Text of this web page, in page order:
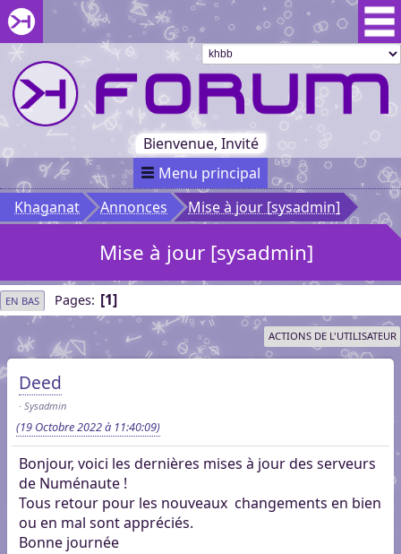
Aller au menu du forum
Aller au contenu du forum
Aller à la recherche dans le forum
Passer le
menu
Khaganat
Retour
au début
du menu
Khaganat
Bienvenue, Invité
Menu principal
Khaganat
Annonces Mise à jour [sysadmin]
Mise à jour [sysadmin]
EN BAS Pages 1
ACTIONS DE L'UTILISATEUR
Deed
Sysadmin
(19 Octobre 2022 à 11:40:09)
Bonjour, voici les dernières mises à jour des serveurs
de Numénaute !
Tous retour pour les nouveaux changements en bien
ou en mal sont appréciés.
Bonne journée